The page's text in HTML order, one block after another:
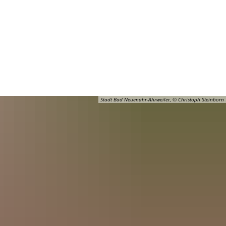
Stadt Bad Neuenahr-Ahrweiler, © Christoph Steinborn